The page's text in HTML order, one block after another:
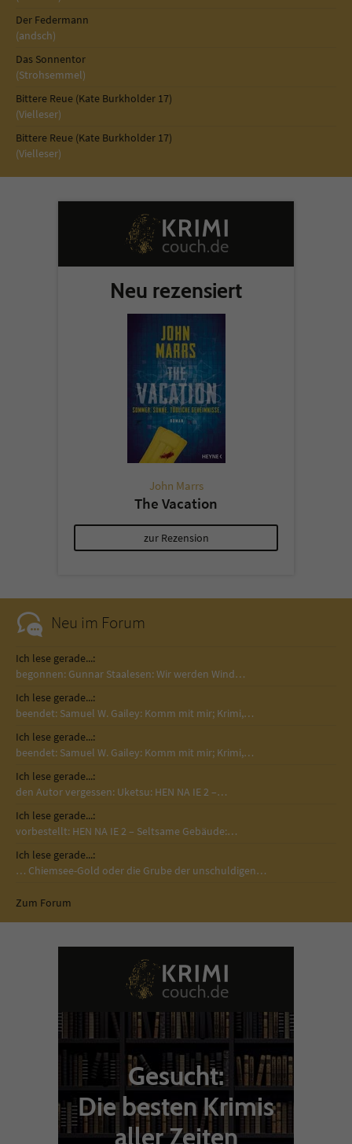
Der Federmann
(andsch)
Das Sonnentor
(Strohsemmel)
Bittere Reue (Kate Burkholder 17)
(Vielleser)
Bittere Reue (Kate Burkholder 17)
(Vielleser)
Neu rezensiert
John Marrs
The Vacation
zur Rezension
Neu im Forum
Ich lese gerade...:
begonnen: Gunnar Staalesen: Wir werden Wind…
Ich lese gerade...:
beendet: Samuel W. Gailey: Komm mit mir; Krimi,…
Ich lese gerade...:
beendet: Samuel W. Gailey: Komm mit mir; Krimi,…
Ich lese gerade...:
den Autor vergessen: Uketsu: HEN NA IE 2 –…
Ich lese gerade...:
vorbestellt: HEN NA IE 2 – Seltsame Gebäude:…
Ich lese gerade...:
… Chiemsee-Gold oder die Grube der unschuldigen…
Zum Forum
Gesucht:
Die besten Krimis
aller Zeiten